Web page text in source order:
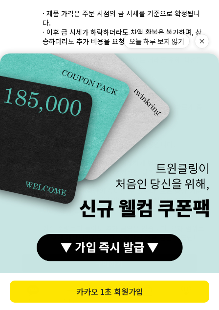
구매하기
· 제품 가격은 주문 시점의 금 시세를 기준으로 확정됩니
다.
· 이후 금 시세가 하락하더라도 차액 환불은 불가하며, 상
승하더라도 추가 비용을 요청하지 않습니다.
앞으로도 안정적이고 신뢰할 수 있는 거래를 위해 최선을
다하겠습니다. 감사합니다.
금 중량
환급 안내
< 14K / 18K >
귀금속 상품은 수작업으로 제작됩니다. 의도와 다르게 중
량 오차가 생길 수 있습니다.
( ±10% 내외의 오차 발생할 수 있습니다.)
표기된 모든 중량은 스톤이 포함된 중량입니다.
귀금속 제작 특성상 중량은 미세하게 변동될 수 있습니다.
정확한 정보 제공을 위해 정기적인 실측을 거쳐 기준 중량
을 업데이트합니다.
이에 따라 고지 중량이 상이할 수 있으나, 모든 중량 기준
과 혜택은 '주문 당시'의 안내 사항을 원칙으로 적용합니
다. 최상의 품질과 투명한 정보를 위해 노력하겠습니다.
다 낮게 제작되면? 부족한 중량만큼 현금 환급해 드립니
현금 환급 보상 외 무리한 요구는 정중히 사양합니다.
< 환급 계산법 >
표준 중량 x 0.9 - 실 중량 = 환급 중량
환급 중량 x 시세 ÷ 3.75 = 환급 금액
표준 고시 중량은 14K 기준의 중량입니다. 10K 제작 시에
오늘 하루 보지 않기
카카오 1초 회원가입